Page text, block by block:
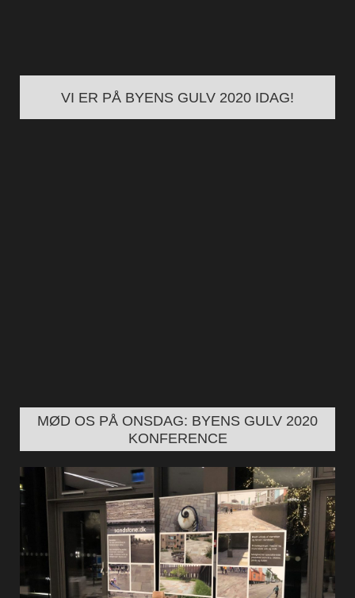
VI ER PÅ BYENS GULV 2020 IDAG!
MØD OS PÅ ONSDAG: BYENS GULV 2020
KONFERENCE